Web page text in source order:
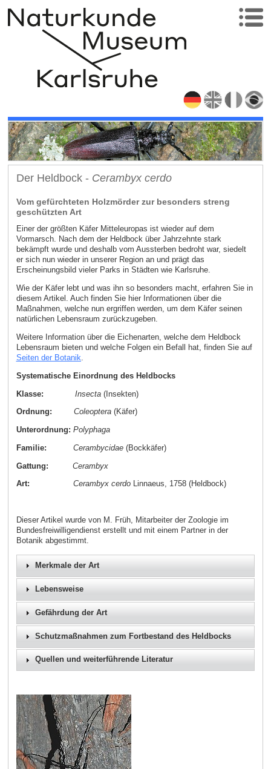
Der Heldbock - Cerambyx cerdo
Vom gefürchteten Holzmörder zur besonders streng
geschützten Art
Einer der größten Käfer Mitteleuropas ist wieder auf dem
Vormarsch. Nach dem der Heldbock über Jahrzehnte stark
bekämpft wurde und deshalb vom Aussterben bedroht war, siedelt
er sich nun wieder in unserer Region an und prägt das
Erscheinungsbild vieler Parks in Städten wie Karlsruhe.
Wie der Käfer lebt und was ihn so besonders macht, erfahren Sie in
diesem Artikel. Auch finden Sie hier Informationen über die
Maßnahmen, welche nun ergriffen werden, um dem Käfer seinen
natürlichen Lebensraum zurückzugeben.
Weitere Information über die Eichenarten, welche dem Heldbock
Lebensraum bieten und welche Folgen ein Befall hat, finden Sie auf
Seiten der Botanik
Systematische Einordnung des Heldbocks
Klasse:
Insecta(Insekten)
Ordnung: Coleoptera (Käfer)
Unterordnung: Polyphaga
Familie:
Cerambycidae(Bockkäfer)
Gattung: Cerambyx
Art:
Cerambyx cerdoLinnaeus, 1758 (Heldbock)
Dieser Artikel wurde von M. Früh, Mitarbeiter der Zoologie im
Bundesfreiwilligendienst erstellt und mit einem Partner in der
Botanik abgestimmt.
Merkmale der Art
Lebensweise
Gefährdung der Art
Schutzmaßnahmen zum Fortbestand des Heldbocks
Quellen und weiterführende Literatur